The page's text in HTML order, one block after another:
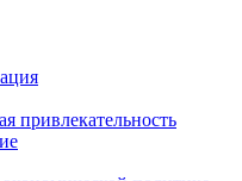
привлекательность